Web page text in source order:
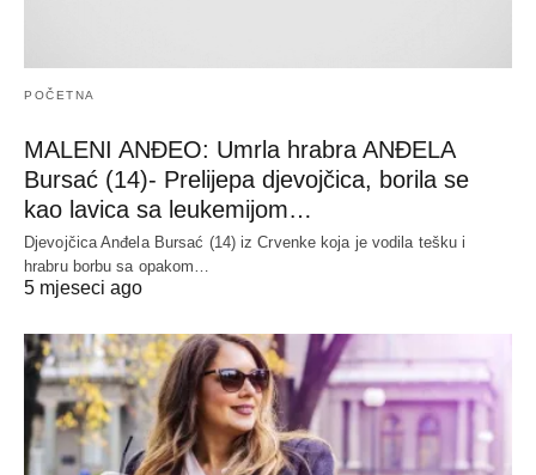
POČETNA
MALENI ANĐEO: Umrla hrabra ANĐELA
Bursać (14)- Prelijepa djevojčica, borila se
kao lavica sa leukemijom…
Djevojčica Anđela Bursać (14) iz Crvenke koja je vodila tešku i
hrabru borbu sa opakom…
5 mjeseci ago